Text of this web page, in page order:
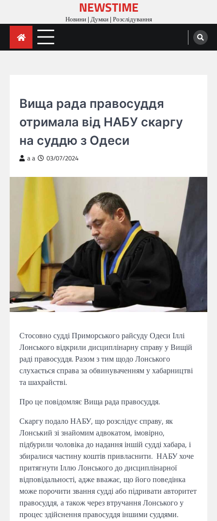
content
NEWSTIME
Новини | Думки | Розслідування
Вища рада правосуддя
отримала від НАБУ скаргу
на суддю з Одеси
a a 03/07/2024
Стосовно судді Приморського райсуду Одеси Іллі
Лонського відкрили дисциплінарну справу у Вищій
раді правосуддя. Разом з тим щодо Лонського
слухається справа за обвинуваченням у хабарництві
та шахрайстві.
Про це повідомляє Вища рада правосуддя.
Скаргу подало НАБУ, що розслідує справу, як
Лонський зі знайомим адвокатом, імовірно,
підбурили чоловіка до надання іншій судді хабара, і
збиралися частину коштів привласнити. НАБУ хоче
притягнути Іллю Лонського до дисциплінарної
відповідальності, адже вважає, що його поведінка
може порочити звання судді або підривати авторитет
правосуддя, а також через втручання Лонського у
процес здійснення правосуддя іншими суддями.